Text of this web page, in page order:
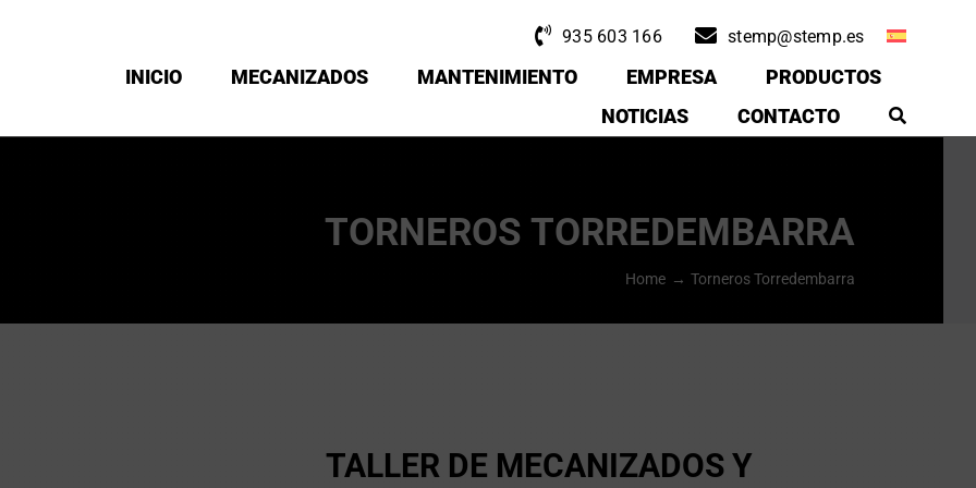
935 603 166 stemp@stemp.es
INICIO MECANIZADOS MANTENIMIENTO EMPRESA
PRODUCTOS
NOTICIAS
CONTACTO
TORNEROS TORREDEMBARRA
Home Torneros Torredembarra
TALLER DE MECANIZADOS Y